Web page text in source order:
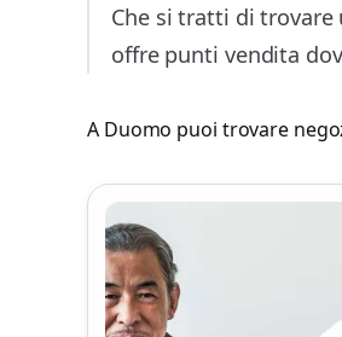
Che si tratti di trovare
offre punti vendita
A Duomo puoi trovare